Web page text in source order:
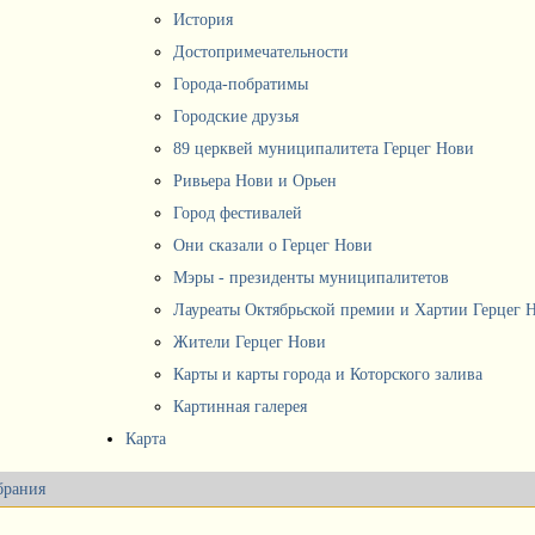
История
Достопримечательности
Города-побратимы
Городские друзья
89 церквей муниципалитета Герцег Нови
Ривьера Нови и Орьен
Город фестивалей
Они сказали о Герцег Нови
Мэры - президенты муниципалитетов
Лауреаты Октябрьской премии и Хартии Герцег
Жители Герцег Нови
Карты и карты города и Которского залива
Картинная галерея
Карта